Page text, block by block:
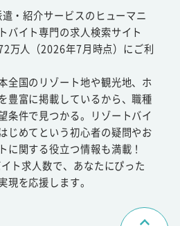
・紹介サービスのヒューマニ
バイト専門の求人検索サイト
万人（2026年7月時点）にご利
全国のリゾート地や観光地、ホ
豊富に掲載しているから、職種
条件で見つかる。リゾートバイ
じめてという初心者の疑問やお
に関する役立つ情報も満載！
ト求人数で、あなたにぴった
現を応援します。